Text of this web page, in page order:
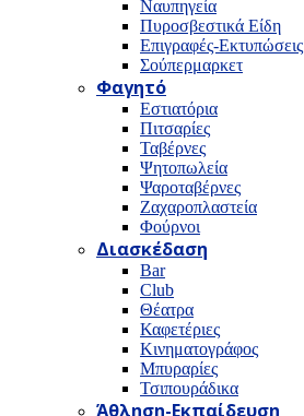
Ναυπηγεία
Πυροσβεστικά Είδη
Επιγραφές-Εκτυπώσεις
Σούπερμαρκετ
Φαγητό
Εστιατόρια
Πιτσαρίες
Ταβέρνες
Ψητοπωλεία
Ψαροταβέρνες
Ζαχαροπλαστεία
Φούρνοι
Διασκέδαση
Bar
Club
Θέατρα
Καφετέριες
Κινηματογράφος
Μπυραρίες
Τσιπουράδικα
Άθληση-Εκπαίδευση